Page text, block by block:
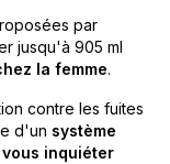
par
jusqu'à 905 ml
la femme.
contre les fuites
d'un système
inquiéter